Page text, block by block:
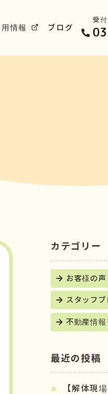
情報 ブログ
受
カテゴリー
お客様の声
スタッフブ
不動産情
最近の投稿
【解体現